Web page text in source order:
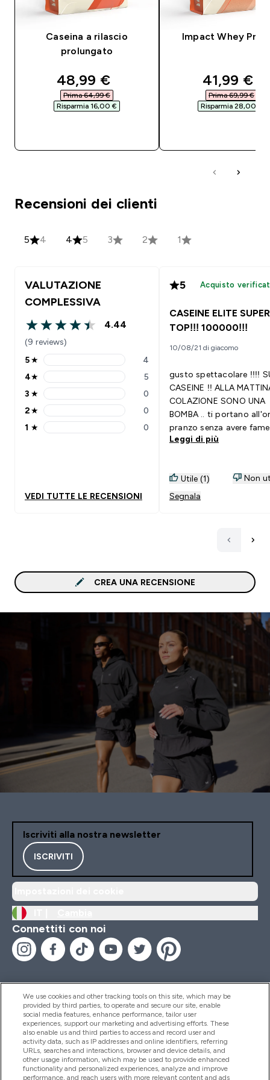
Caseina a rilascio
prolungato
discounted price
48,99 €‎
Prima 64,99 €‎
Risparmia 16,00 €‎
Impact Whey
41,99 €‎
Prima 69,99 €‎
Risparmia 28,00 €‎
Recensioni dei clienti
5 4 4 5 3 2 1
VALUTAZIONE
COMPLESSIVA
4.44 out of 5 stars
4.44
(9 reviews)
5 stars rating 4 reviews
5★ 4
4 stars rating 5 reviews
4★ 5
3 stars rating 0 reviews
3 ★ 0
2 stars rating 0 reviews
2★ 0
1 stars rating 0 reviews
1 ★ 0
VEDI TUTTE LE RECENSIONI
5 Acquisto
CASEINE ELITE SUPER
TOP!!! 100000!!!
10/08/21 di giacomo
gusto spettacolare !!!!
CASEINE !! ALLA
COLAZIONE SONO UNA
BOMBA .. ti portano
pranzo senza avere
tutta la mattina ... !!!
Leggi di più
Utile (1)
Non
Segnala
CREA UNA RECENSIONE
Iscriviti alla nostra newsletter
ISCRIVITI
Connettiti con noi
Aiuto & Informazioni
Prodotti
We use cookies and other tracking tools on this site, which may be
provided by third parties, to operate and secure our site, enable
social media features, enhance performance, tailor user
experiences, support our marketing and advertising efforts. These
also enable us and third parties to access and record user and
activity data, such as IP addresses and online identifiers, referring
URLs, searches and interactions, browser and device details, and
other usage information, which may be used to provide enhanced
functionality and personalized experiences, analyze and improve
performance, and reach users with more relevant content and ads